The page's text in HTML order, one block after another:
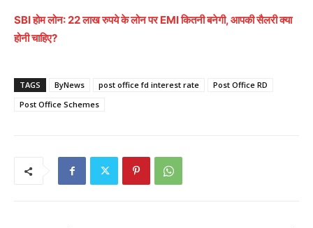
SBI होम लोन: 22 लाख रुपये के लोन पर EMI कितनी बनेगी, आपकी सैलरी क्या
होनी चाहिए?
TAGS ByNews post office fd interest rate
Post Office RD
Post Office Schemes